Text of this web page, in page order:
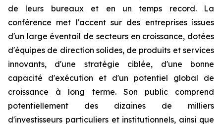
de leurs bureaux et en un temps record. La
conférence met l'accent sur des entreprises issues
d'un large éventail de secteurs en croissance, dotées
d'équipes de direction solides, de produits et services
innovants, d'une stratégie ciblée, d'une bonne
capacité d'exécution et d'un potentiel global de
croissance à long terme. Son public comprend
potentiellement des dizaines de milliers
d'investisseurs particuliers et institutionnels, ainsi que